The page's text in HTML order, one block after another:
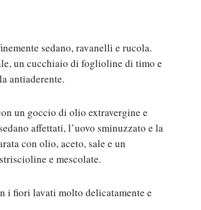
sedano, ravanelli e rucola.
un cucchiaio di foglioline di timo e
antiaderente.
un goccio di olio extravergine e
affettati, l’uovo sminuzzato e la
con olio, aceto, sale e un
e mescolate.
i fiori lavati molto delicatamente e